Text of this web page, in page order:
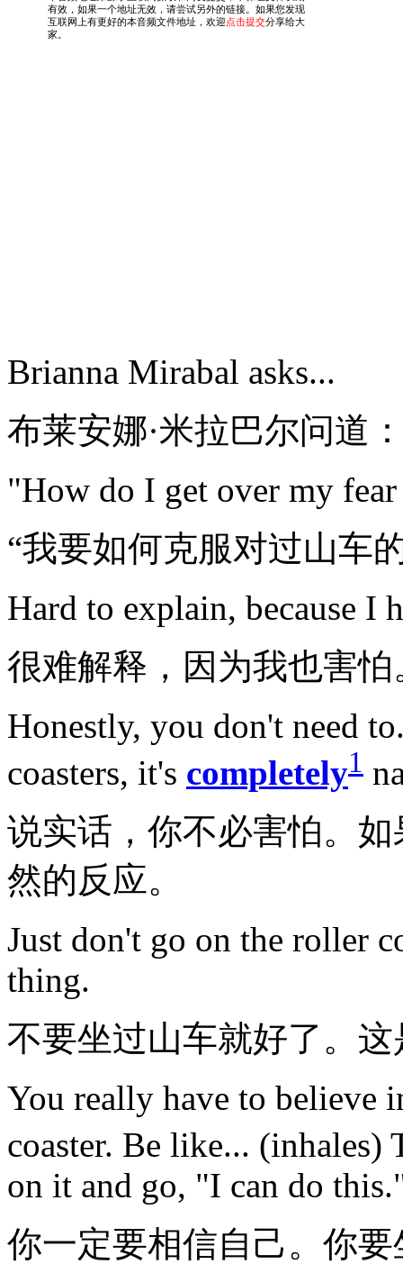
Brianna Mirabal asks...
布莱安娜·米拉巴尔问道
"How do I get over my
“我要如何克服对过山车
Hard to explain, because I
很难解释，因为我也害怕
Honestly, you don't need
coasters, it's completely1
说实话，你不必害怕。
然的反应。
Just don't go on the roller
thing.
不要坐过山车就好了。
You really have to believe
coaster. Be like... (inhales)
on it and go, "I can do
你一定要相信自己。你